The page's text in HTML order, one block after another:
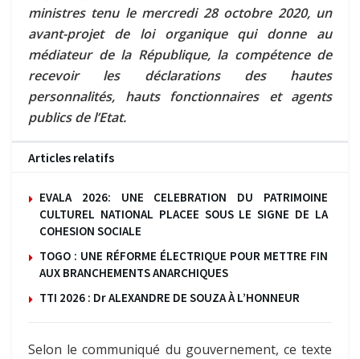
ministres tenu le mercredi 28 octobre 2020, un
avant-projet de loi organique qui donne au
médiateur de la République, la compétence de
recevoir les déclarations des hautes
personnalités, hauts fonctionnaires et agents
publics de l’Etat.
Articles relatifs
EVALA 2026: UNE CELEBRATION DU PATRIMOINE
CULTUREL NATIONAL PLACEE SOUS LE SIGNE DE LA
COHESION SOCIALE
TOGO : UNE RÉFORME ÉLECTRIQUE POUR METTRE FIN
AUX BRANCHEMENTS ANARCHIQUES
TTI 2026 : Dr ALEXANDRE DE SOUZA À L’HONNEUR
Selon le communiqué du gouvernement, ce texte